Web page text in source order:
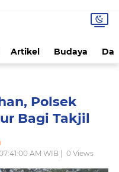
Artikel Budaya
Polsek
Bagi Takjil
AM WIB | 0 Views